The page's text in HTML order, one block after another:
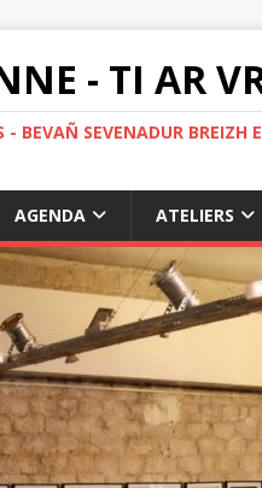
- TI AR
BEVAÑ SEVENADUR BREIZH
AGENDA ATELIERS